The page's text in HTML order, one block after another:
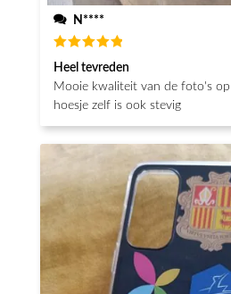
N****
Beoordeeld
5van de 5
Heel tevreden
Mooie kwaliteit van de foto's
hoesje zelf is ook stevig